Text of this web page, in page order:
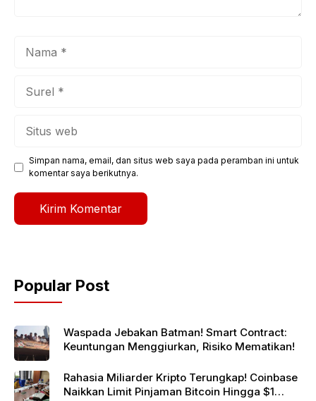
Simpan nama, email, dan situs web saya pada peramban ini untuk
komentar saya berikutnya.
Popular Post
Waspada Jebakan Batman! Smart Contract:
Keuntungan Menggiurkan, Risiko Mematikan!
Rahasia Miliarder Kripto Terungkap! Coinbase
Naikkan Limit Pinjaman Bitcoin Hingga $1